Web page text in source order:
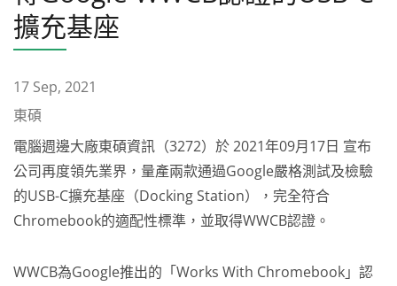
擴充基座
17 Sep, 2021
東碩
電腦週邊大廠東碩資訊（3272）於 2021年09月17日 宣布
公司再度領先業界，量產兩款通過Google嚴格測試及檢驗
的USB-C擴充基座（Docking Station），完全符合
Chromebook的適配性標準，並取得WWCB認證。
WWCB為Google推出的「Works With Chromebook」認